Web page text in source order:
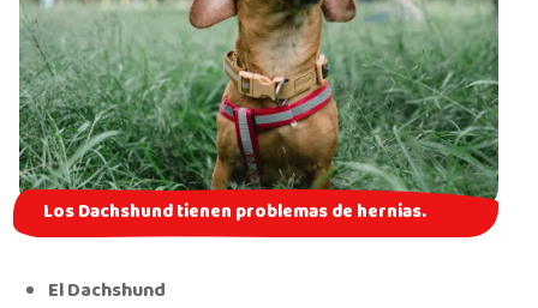
Los Dachshund tienen problemas de hernias.
El Dachshund